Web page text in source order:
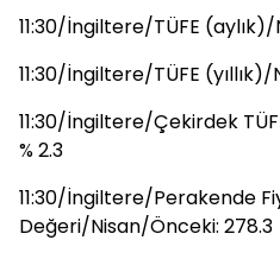
11:30/İngiltere/TÜFE (aylık)/
11:30/İngiltere/TÜFE
11:30/İngiltere/Çekirdek
% 2.3
11:30/İngiltere/Perakende
Değeri/Nisan/Önceki: 278.3